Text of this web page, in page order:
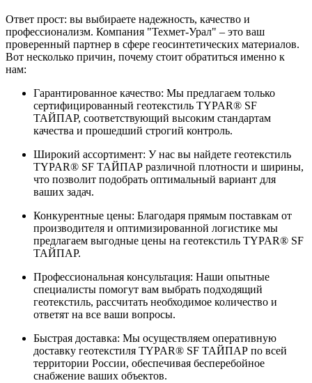
Ответ прост: вы выбираете надежность, качество и
профессионализм. Компания "Техмет-Урал" – это ваш
проверенный партнер в сфере геосинтетических материалов.
Вот несколько причин, почему стоит обратиться именно к
нам:
Гарантированное качество: Мы предлагаем только
сертифицированный геотекстиль TYPAR® SF
ТАЙПАР, соответствующий высоким стандартам
качества и прошедший строгий контроль.
Широкий ассортимент: У нас вы найдете геотекстиль
TYPAR® SF ТАЙПАР различной плотности и ширины,
что позволит подобрать оптимальный вариант для
ваших задач.
Конкурентные цены: Благодаря прямым поставкам от
производителя и оптимизированной логистике мы
предлагаем выгодные цены на геотекстиль TYPAR® SF
ТАЙПАР.
Профессиональная консультация: Наши опытные
специалисты помогут вам выбрать подходящий
геотекстиль, рассчитать необходимое количество и
ответят на все ваши вопросы.
Быстрая доставка: Мы осуществляем оперативную
доставку геотекстиля TYPAR® SF ТАЙПАР по всей
территории России, обеспечивая бесперебойное
снабжение ваших объектов.